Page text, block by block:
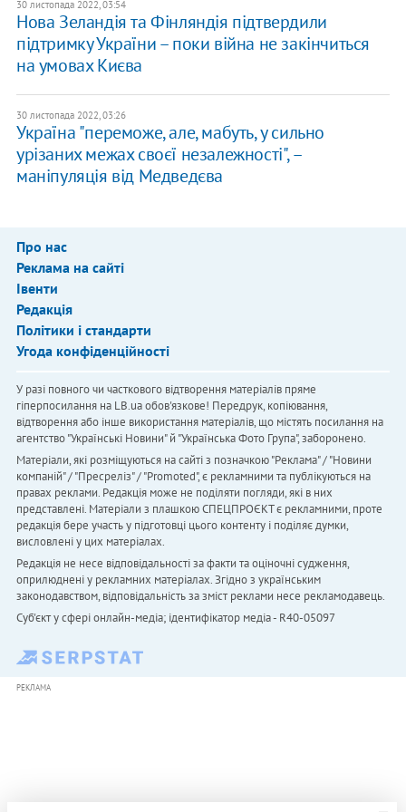
30 листопада 2022, 03:54
Нова Зеландія та Фінляндія підтвердили
підтримку України – поки війна не закінчиться
на умовах Києва
30 листопада 2022, 03:26
Україна "переможе, але, мабуть, у сильно
урізаних межах своєї незалежності", –
маніпуляція від Медведєва
Про нас
Реклама на сайті
Івенти
Редакція
Політики і стандарти
Угода конфіденційності
У разі повного чи часткового відтворення матеріалів пряме
гіперпосилання на LB.ua обов'язкове! Передрук, копіювання,
відтворення або інше використання матеріалів, що містять посилання на
агентство "Українськi Новини" й "Українська Фото Група", заборонено.
Матеріали, які розміщуються на сайті з позначкою "Реклама" / "Новини
компаній" / "Пресреліз" / "Promoted", є рекламними та публікуються на
правах реклами. Редакція може не поділяти погляди, які в них
представлені. Матеріали з плашкою СПЕЦПРОЄКТ є рекламними, проте
редакція бере участь у підготовці цього контенту і поділяє думки,
висловлені у цих матеріалах.
Редакція не несе відповідальності за факти та оціночні судження,
оприлюднені у рекламних матеріалах. Згідно з українським
законодавством, відповідальність за зміст реклами несе рекламодавець.
Cуб'єкт у сфері онлайн-медіа; ідентифікатор медіа - R40-05097
РЕКЛАМА